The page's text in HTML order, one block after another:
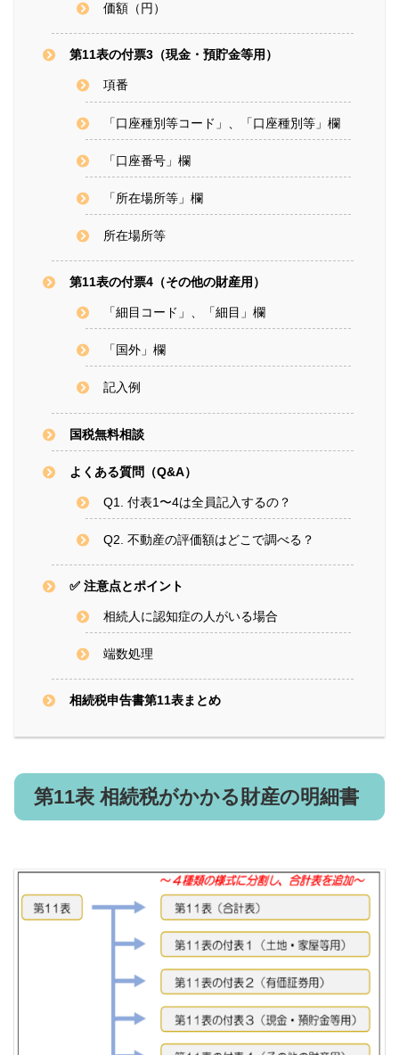
価額（円）
第11表の付票3（現金・預貯金等用）
項番
「口座種別等コード」、「口座種別等」欄
「口座番号」欄
「所在場所等」欄
所在場所等
第11表の付票4（その他の財産用）
「細目コード」、「細目」欄
「国外」欄
記入例
国税無料相談
よくある質問（Q&A）
Q1. 付表1〜4は全員記入するの？
Q2. 不動産の評価額はどこで調べる？
✅ 注意点とポイント
相続人に認知症の人がいる場合
端数処理
相続税申告書第11表まとめ
第11表 相続税がかかる財産の明細書